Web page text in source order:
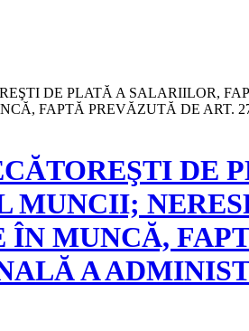
DE PLATĂ A SALARIILOR,
FAPTĂ PREVĂZUTĂ DE ART.
DE
MUNCII;
MUNCĂ,
A